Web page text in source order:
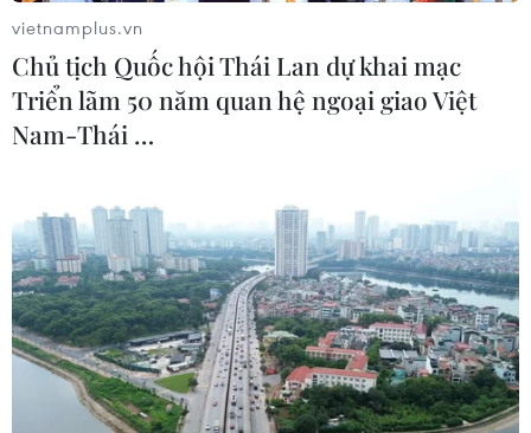
công dai dẳng nhiều tháng nay, liên quan vấn đề lương
và điều kiện làm việc.
vietnamplus.vn
Chủ tịch Quốc hội Thái Lan dự khai mạc
Triển lãm 50 năm quan hệ ngoại giao Việt
Nam-Thái …